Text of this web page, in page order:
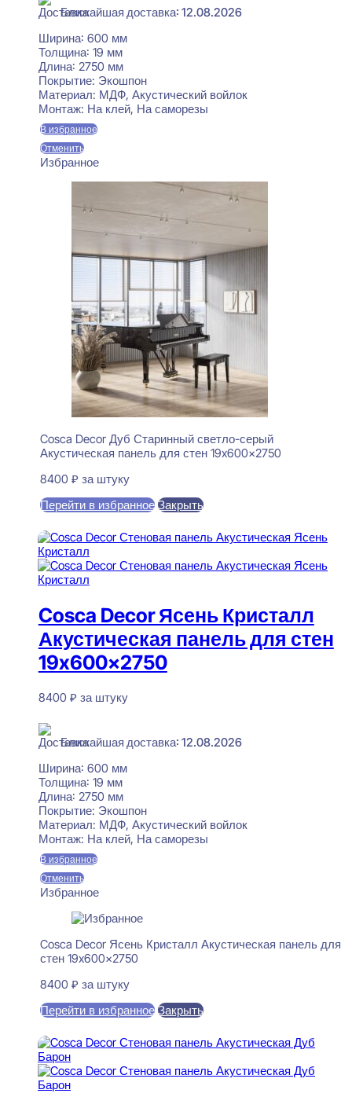
Ближайшая доставка: 12.08.2026
Ширина: 600 мм
Толщина: 19 мм
Длина: 2750 мм
Покрытие: Экошпон
Материал: МДФ, Акустический войлок
Монтаж: На клей, На саморезы
В избранное
Отменить
Избранное
Cosca Decor Дуб Старинный светло-серый
Акустическая панель для стен 19x600x2750
8400 ₽ за штуку
Перейти в избранное Закрыть
Cosca Decor Ясень Кристалл
Акустическая панель для стен
19x600x2750
8400 ₽ за штуку
Ближайшая доставка: 12.08.2026
Ширина: 600 мм
Толщина: 19 мм
Длина: 2750 мм
Покрытие: Экошпон
Материал: МДФ, Акустический войлок
Монтаж: На клей, На саморезы
В избранное
Отменить
Избранное
Cosca Decor Ясень Кристалл Акустическая панель для
стен 19x600x2750
8400 ₽ за штуку
Перейти в избранное Закрыть